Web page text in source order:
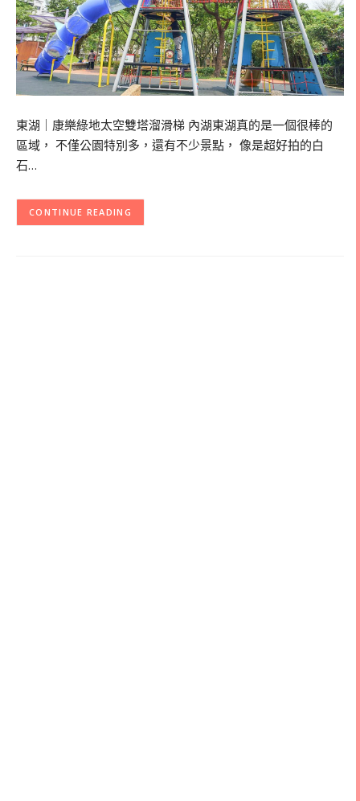
東湖｜康樂綠地太空雙塔溜滑梯 內湖東湖真的是一個很棒的
區域， 不僅公園特別多，還有不少景點， 像是超好拍的白
石…
CONTINUE READING